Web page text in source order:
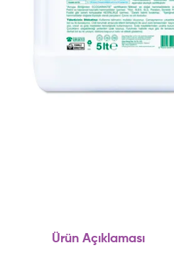
Ürün Açıklaması